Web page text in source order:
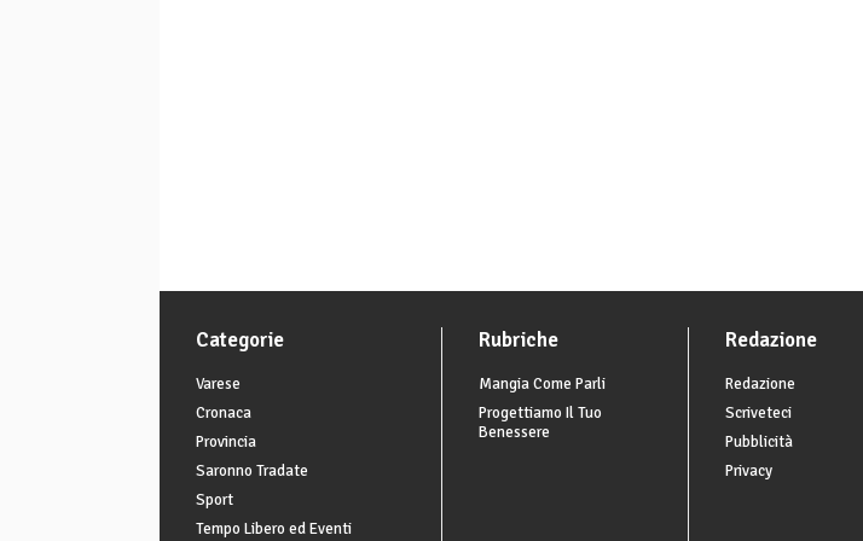
Categorie
Varese
Cronaca
Provincia
Saronno Tradate
Sport
Tempo Libero ed Eventi
Rubriche
Mangia Come Parli
Progettiamo Il Tuo
Benessere
Redazione
Redazione
Scriveteci
Pubblicità
Privacy